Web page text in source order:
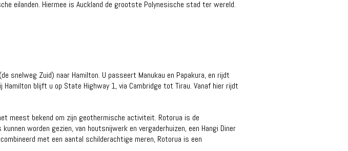
eilanden. Hiermee is Auckland de grootste Polynesische stad ter wereld.
snelweg Zuid) naar Hamilton. U passeert Manukau en Papakura, en rijdt
blijft u op State Highway 1, via Cambridge tot Tirau. Vanaf hier rijdt
meest bekend om zijn geothermische activiteit. Rotorua is de
worden gezien, van houtsnijwerk en vergaderhuizen, een Hangi Diner
met een aantal schilderachtige meren, Rotorua is een